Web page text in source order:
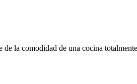
la comodidad de una cocina